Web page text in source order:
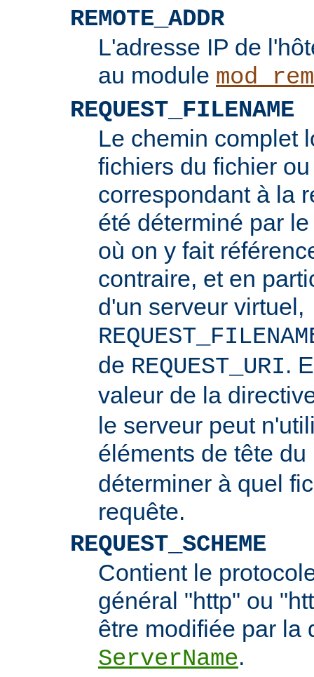
REMOTE_ADDR
L'adresse IP de
au module
REQUEST_FILENAME
Le chemin complet
fichiers du fichier
correspondant à la
été déterminé par
où on y fait
contraire, et en
d'un serveur virtuel,
de REQUEST_URI.
valeur de la
le serveur peut
éléments de tête du
déterminer à quel
requête.
REQUEST_SCHEME
Contient le
général "http" ou
être modifiée par la
ServerName.